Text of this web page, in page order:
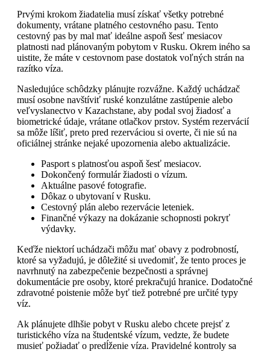
Prvými krokom žiadatelia musí získať všetky potrebné
dokumenty, vrátane platného cestovného pasu. Tento
cestovný pas by mal mať ideálne aspoň šesť mesiacov
platnosti nad plánovaným pobytom v Rusku. Okrem iného sa
uistite, že máte v cestovnom pase dostatok voľných strán na
razítko víza.
Nasledujúce schôdzky plánujte rozvážne. Každý uchádzač
musí osobne navštíviť ruské konzulátne zastúpenie alebo
veľvyslanectvo v Kazachstane, aby podal svoj žiadosť a
biometrické údaje, vrátane otlačkov prstov. Systém rezervácií
sa môže líšiť, preto pred rezerváciou si overte, či nie sú na
oficiálnej stránke nejaké upozornenia alebo aktualizácie.
Pasport s platnosťou aspoň šesť mesiacov.
Dokončený formulár žiadosti o vízum.
Aktuálne pasové fotografie.
Dôkaz o ubytovaní v Rusku.
Cestovný plán alebo rezervácie leteniek.
Finančné výkazy na dokázanie schopnosti pokryť
výdavky.
Keďže niektorí uchádzači môžu mať obavy z podrobností,
ktoré sa vyžadujú, je dôležité si uvedomiť, že tento proces je
navrhnutý na zabezpečenie bezpečnosti a správnej
dokumentácie pre osoby, ktoré prekračujú hranice. Dodatočné
zdravotné poistenie môže byť tiež potrebné pre určité typy
víz.
Ak plánujete dlhšie pobyt v Rusku alebo chcete prejsť z
turistického víza na študentské vízum, vedzte, že budete
musieť požiadať o predĺženie víza. Pravidelné kontroly sa